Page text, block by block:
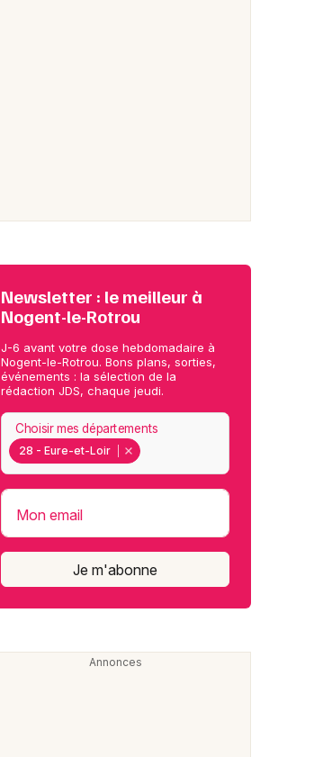
Newsletter : le meilleur à
Nogent-le-Rotrou
J-6 avant votre dose hebdomadaire à
Nogent-le-Rotrou. Bons plans, sorties,
événements : la sélection de la
rédaction JDS, chaque jeudi.
28 - Eure-et-Loir
Choisir mes départements
Mon email
Je m'abonne